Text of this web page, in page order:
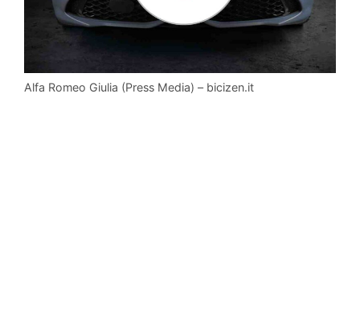
Alfa Romeo Giulia (Press Media) – bicizen.it